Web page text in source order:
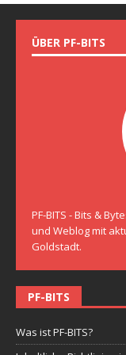
ÜBER PF-BITS
PF-BITS - Bits &
und Weblog mit
Goldstadt.
PF-BITS
Was ist PF-BITS?